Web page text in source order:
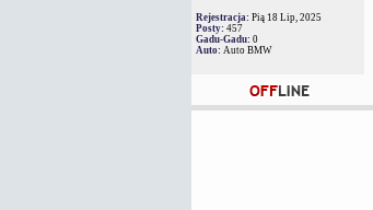
Rejestracja: Pią 18 Lip, 2025
Posty: 457
Gadu-Gadu: 0
Auto: Auto BMW